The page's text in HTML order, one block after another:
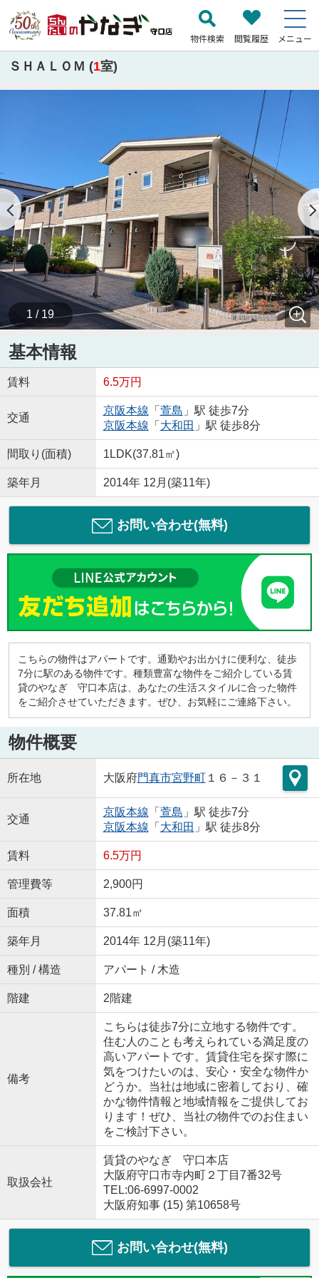
物件検索 閲覧履歴 メニュー
ＳＨＡＬＯＭ (1室)
1 / 19
基本情報
賃料 6.5万円
交通
京阪本線 「 萱島 」駅 徒歩7分
京阪本線 「 大和田 」駅 徒歩8分
間取り(面積) 1LDK(37.81㎡)
築年月 2014年 12月(築11年)
お問い合わせ(無料)
こちらの物件はアパートです。通勤やお出かけに便利な、徒歩
7分に駅のある物件です。種類豊富な物件をご紹介している賃
貸のやなぎ 守口本店は、あなたの生活スタイルに合った物件
をご紹介させていただきます。ぜひ、お気軽にご連絡下さい。
物件概要
所在地 大阪府門真市宮野町１６－３１
交通
京阪本線 「 萱島 」駅 徒歩7分
京阪本線 「 大和田 」駅 徒歩8分
賃料 6.5万円
管理費等 2,900円
面積 37.81㎡
築年月 2014年 12月(築11年)
種別 / 構造 アパート / 木造
階建 2階建
備考
こちらは徒歩7分に立地する物件です。
住む人のことも考えられている満足度の
高いアパートです。賃貸住宅を探す際に
気をつけたいのは、安心・安全な物件か
どうか。当社は地域に密着しており、確
かな物件情報と地域情報をご提供してお
ります！ぜひ、当社の物件でのお住まい
をご検討下さい。
取扱会社
賃貸のやなぎ 守口本店
大阪府守口市寺内町２丁目7番32号
TEL:06-6997-0002
大阪府知事 (15) 第10658号
お問い合わせ(無料)